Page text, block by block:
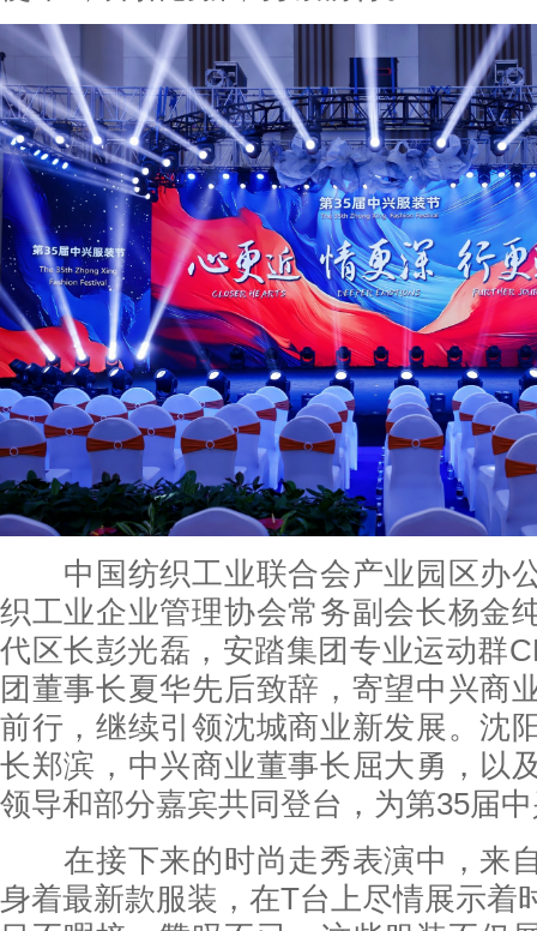
中国纺织工业联合会产业园区办
织工业企业管理协会常务副会长杨金
代区长彭光磊，安踏集团专业运动群
团董事长夏华先后致辞，寄望中兴商
前行，继续引领沈城商业新发展。沈
长郑滨，中兴商业董事长屈大勇，以
领导和部分嘉宾共同登台，为第35届
在接下来的时尚走秀表演中，来
身着最新款服装，在T台上尽情展示着